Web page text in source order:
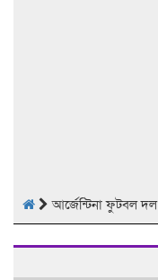
আর্জেন্টিনা ফুটবল দল